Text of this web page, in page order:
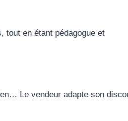
en étant pédagogue et
Le vendeur adapte son